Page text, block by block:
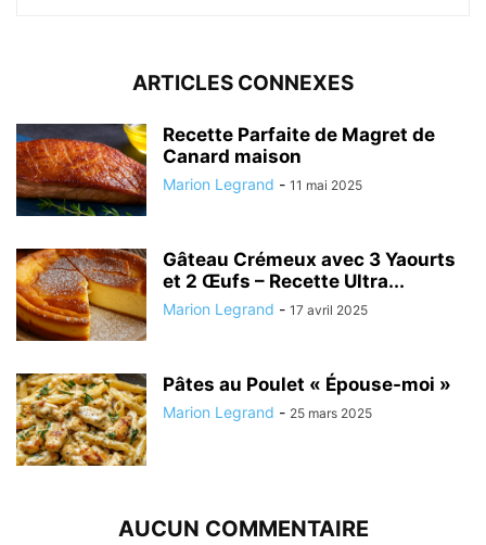
ARTICLES CONNEXES
Recette Parfaite de Magret de
Canard maison
Marion Legrand - 11 mai 2025
Gâteau Crémeux avec 3 Yaourts
et 2 Œufs – Recette Ultra...
Marion Legrand - 17 avril 2025
Pâtes au Poulet « Épouse-moi »
Marion Legrand - 25 mars 2025
AUCUN COMMENTAIRE